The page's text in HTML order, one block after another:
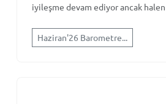
iyileşme devam ediyor ancak
Haziran'26 Barometre...